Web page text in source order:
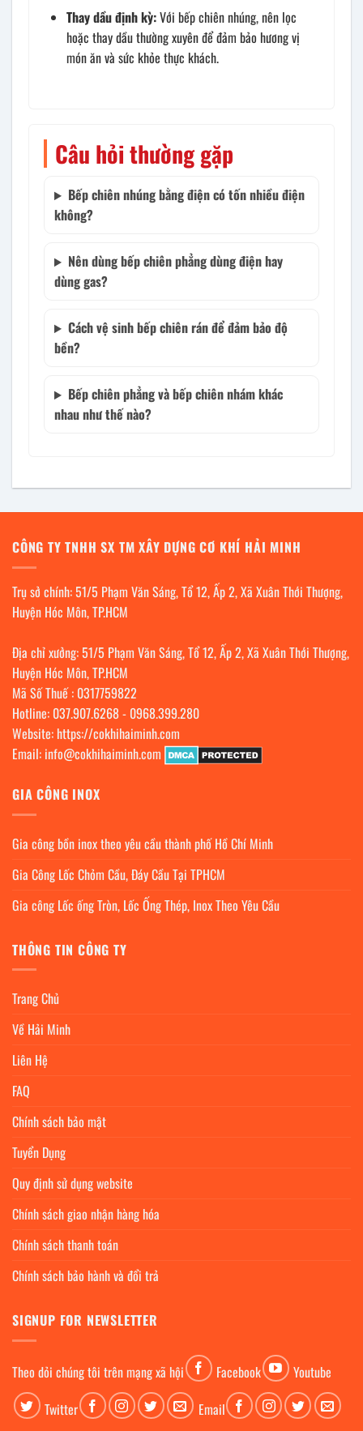
Thay dầu định kỳ:Với bếp chiên nhúng, nên lọc
hoặc thay dầu thường xuyên để đảm bảo hương vị
món ăn và sức khỏe thực khách.
Câu hỏi thường gặp
Bếp chiên nhúng bằng điện có tốn nhiều điện
không?
Nên dùng bếp chiên phẳng dùng điện hay
dùng gas?
Cách vệ sinh bếp chiên rán để đảm bảo độ
bền?
Bếp chiên phẳng và bếp chiên nhám khác
nhau như thế nào?
CÔNG TY TNHH SX TM XÂY DỰNG CƠ KHÍ HẢI MINH
Trụ sở chính: 51/5 Phạm Văn Sáng, Tổ 12, Ấp 2, Xã Xuân Thới Thượng,
Huyện Hóc Môn, TP.HCM
Địa chỉ xưởng: 51/5 Phạm Văn Sáng, Tổ 12, Ấp 2, Xã Xuân Thới Thượng,
Huyện Hóc Môn, TP.HCM
Mã Số Thuế : 0317759822
Hotline: 037.907.6268- 0968.399.280
Website: https://cokhihaiminh.com
Email: info@cokhihaiminh.com
GIA CÔNG INOX
Gia công bồn inox theo yêu cầu thành phố Hồ Chí Minh
Gia Công Lốc Chỏm Cầu, Đáy Cầu Tại TPHCM
Gia công Lốc ống Tròn, Lốc Ống Thép, Inox Theo Yêu Cầu
THÔNG TIN CÔNG TY
Trang Chủ
Về Hải Minh
Liên Hệ
FAQ
Chính sách bảo mật
Tuyển Dụng
Quy định sử dụng website
Chính sách giao nhận hàng hóa
Chính sách thanh toán
Chính sách bảo hành và đổi trả
SIGNUP FOR NEWSLETTER
Theo dỏi chúng tôi trên mạng xã hội Facebook
Youtube
Twitter
Email